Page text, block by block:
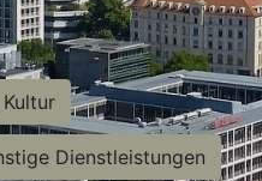
Dienstleistungen